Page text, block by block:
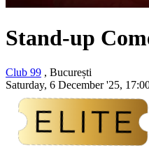
Stand-up
Club 99 , București
Saturday, 6 December '25,